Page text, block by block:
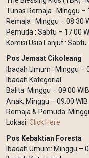
Tunas Remaja : Minggu –
Remaja : Minggu – 08:30
Pemuda : Sabtu – 17:00
Komisi Usia Lanjut :
Pos Jemaat Cikoleang
Ibadah Umum : Minggu –
Ibadah Kategorial
Balita: Minggu – 09:00 WIB
Anak: Minggu – 09:00 WIB
Remaja & Pemuda:
Lokasi: Click Here
Pos Kebaktian Foresta
Ibadah Umum: Minggu –